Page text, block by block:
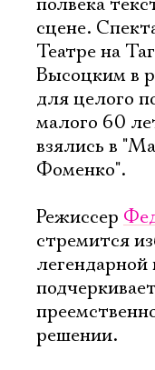
сцене.
Театре на
Высоцким в
для целого
малого 60
взялись в
Фоменко".
Режиссер
стремится
решении.